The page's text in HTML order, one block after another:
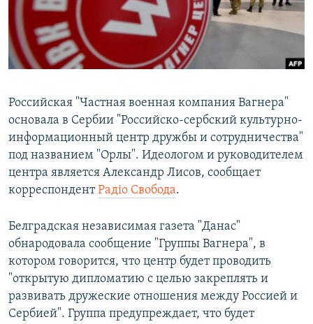
ПОБЕДИТЕЛЕЙ НЕ СУДЯТ?
КРЫМ.НЕПОКОРЕННЫЙ
ELIFBE
ПРИСОЕДИНЯЙТЕСЬ!
Все сайты RFE/RL
Российская "Частная военная компания Вагнера"
основала в Сербии "Российско-сербский культурно-
информационный центр дружбы и сотрудничества"
под названием "Орлы". Идеологом и руководителем
центра является Александр Лисов, сообщает
корреспондентРадіо Свобода.
Белградская независимая газета "Данас"
обнародовала сообщение "Группы Вагнера", в
котором говорится, что центр будет проводить
"открытую дипломатию с целью закреплять и
развивать дружеские отношения между Россией и
Сербией". Группа предупреждает, что будет